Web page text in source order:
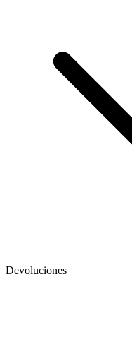
Devoluciones